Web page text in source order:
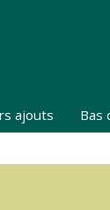
ajouts Bas